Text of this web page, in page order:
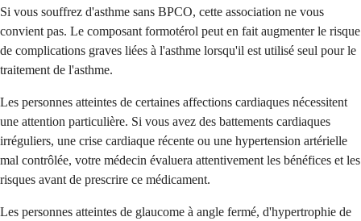
Si vous souffrez d'asthme sans BPCO, cette association ne vous
convient pas. Le composant formotérol peut en fait augmenter le risque
de complications graves liées à l'asthme lorsqu'il est utilisé seul pour le
traitement de l'asthme.
Les personnes atteintes de certaines affections cardiaques nécessitent
une attention particulière. Si vous avez des battements cardiaques
irréguliers, une crise cardiaque récente ou une hypertension artérielle
mal contrôlée, votre médecin évaluera attentivement les bénéfices et les
risques avant de prescrire ce médicament.
Les personnes atteintes de glaucome à angle fermé, d'hypertrophie de